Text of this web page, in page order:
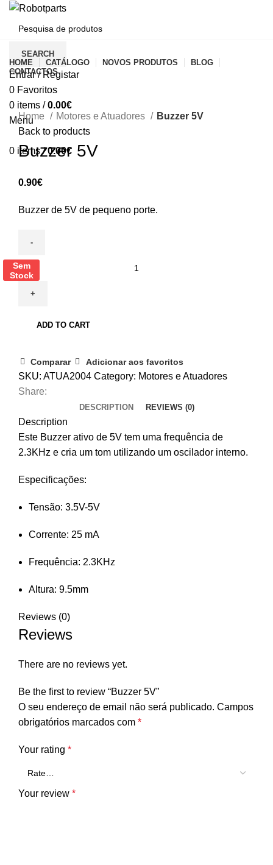
SEARCH
Entrar / Registar
0 Favoritos
0 items / 0.00€
Menu
0 items / 0.00€
HOME CATÁLOGO NOVOS PRODUTOS
BLOG
CONTACTOS
Click to enlarge
Home
Motores e Atuadores
Buzzer 5V
Back to products
Buzzer 5V
0.90€
Buzzer de 5V de pequeno porte.
Buzzer
5V
quantity
ADD TO CART
Comparar Adicionar aos favoritos
SKU: ATUA2004 Category: Motores e Atuadores
Share:
DESCRIPTION REVIEWS (0)
Description
Este Buzzer ativo de 5V tem uma frequência de
2.3KHz e cria um tom utilizando um oscilador interno.
Especificações:
Tensão: 3.5V-5V
Corrente: 25 mA
Frequência: 2.3KHz
Altura: 9.5mm
Reviews (0)
Reviews
There are no reviews yet.
Be the first to review “Buzzer 5V”
O seu endereço de email não será publicado. Campos
obrigatórios marcados com *
Your rating *
Your review *
Sem
Stock